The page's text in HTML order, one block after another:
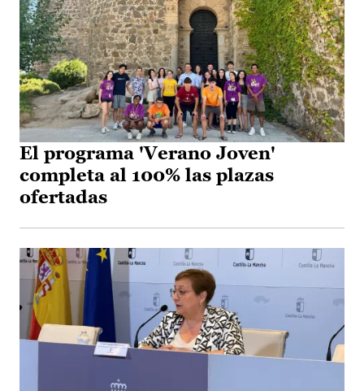
El programa 'Verano Joven'
completa al 100% las plazas
ofertadas